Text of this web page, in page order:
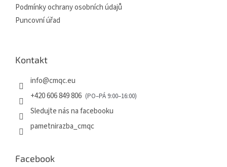
Podmínky ochrany osobních údajů
Puncovní úřad
Kontakt
info@cmqc.eu
+420 606 849 806
Sledujte nás na facebooku
pametnirazba_cmqc
Facebook